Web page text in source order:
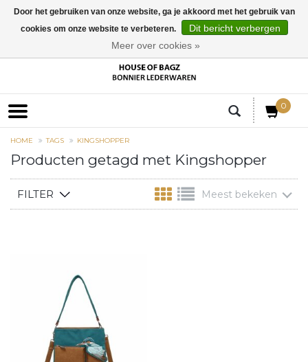
0
HOME TAGS KINGSHOPPER
Producten getagd met Kingshopper
FILTER Meest bekeken
Door het gebruiken van onze website, ga je akkoord met het gebruik van
cookies om onze website te verbeteren.
Dit bericht verbergen
Meer over cookies »